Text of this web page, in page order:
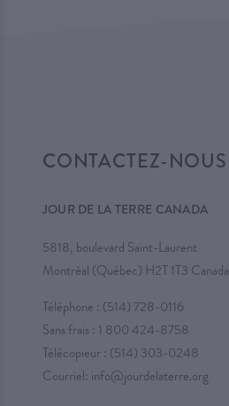
CONTACTEZ-NOUS
JOUR DE LA TERRE CANADA
5818, boulevard Saint-Laurent
Montréal (Québec) H2T 1T3 Canada
Téléphone : (514) 728-0116
Sans frais : 1 800 424-8758
Télécopieur : (514) 303-0248
Courriel: info@jourdelaterre.org